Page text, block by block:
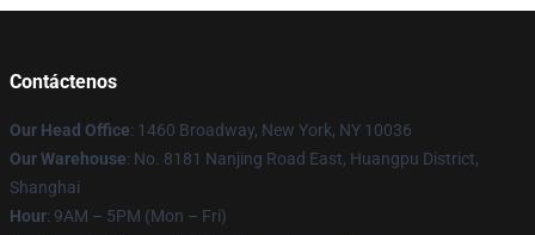
Contáctenos
Our Head Office: 1460 Broadway, New York, NY 10036
Our Warehouse: No. 8181 Nanjing Road East, Huangpu District,
Shanghai
Hour: 9AM – 5PM (Mon – Fri)